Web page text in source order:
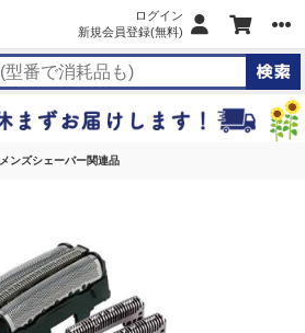
ログイン
新規会員登録(無料)
メンズシェーバー関連品